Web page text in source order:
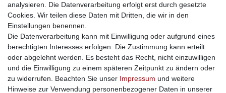
soziale Medien
Facebook
sicher einkaufen
Sichere Bestellung und Zahlung via SSL Verschlüsselung
analysieren. Die Datenverarbeitung erfolgt erst durch gesetzte
Cookies. Wir teilen diese Daten mit Dritten, die wir in den
Einstellungen benennen.
Die Datenverarbeitung kann mit Einwilligung oder aufgrund eines
berechtigten Interesses erfolgen. Die Zustimmung kann erteilt
oder abgelehnt werden. Es besteht das Recht, nicht einzuwilligen
und die Einwilligung zu einem späteren Zeitpunkt zu ändern oder
zu widerrufen. Beachten Sie unser Impressum und weitere
Hinweise zur Verwendung personenbezogener Daten in unserer